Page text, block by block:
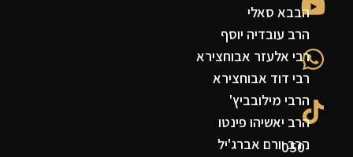
050-
הבבא סאלי
הרב עובדיה יוסף
רבי אלעזר אבוחצירא
רבי דוד אבוחצירא
הרבי מילובביץ'
הרב יאשיהו פינטו
הרב יורם אברג'יל